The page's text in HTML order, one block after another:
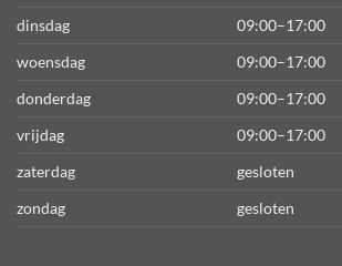
dinsdag
09:00–17:00
woensdag
09:00–17:00
donderdag
09:00–17:00
vrijdag
09:00–17:00
zaterdag
gesloten
zondag
gesloten